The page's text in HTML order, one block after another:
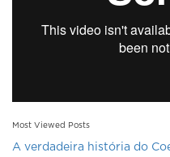
Most Viewed Posts
A verdadeira história do